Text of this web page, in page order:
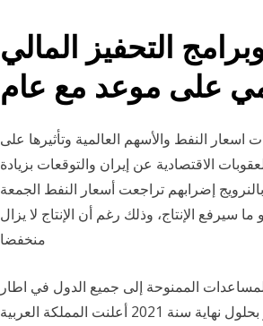
التحفيز المالي
على موعد مع عام
النفط والأسهم العالمية وتأثيرها على
الاقتصادية عن إيران والتوقعات بزيادة
إضرابهم تراجعت أسعار النفط الجمعة
سيرفع الإنتاج، وذلك رغم أن الإنتاج لا يزال
منخفضا
الممنوحة إلى جميع الدول في اطار
سياسات مكافحة جائحة كوفيد -19، قرابة 160 مليار دولار بحلول نهاية سنة 2021 أعلنت المملكة العربية